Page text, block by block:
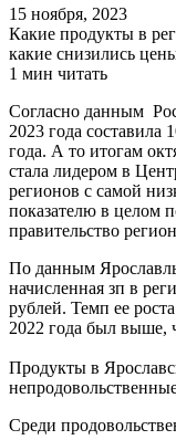
15 ноября, 2023
Какие продукты в
какие снизились
1 мин читать
Согласно данным
2023 года
года. А то итогам
стала лидером в
регионов с самой
показателю в целом
правительство
По данным
начисленная зп в
рублей. Темп ее
2022 года был
Продукты в
Среди